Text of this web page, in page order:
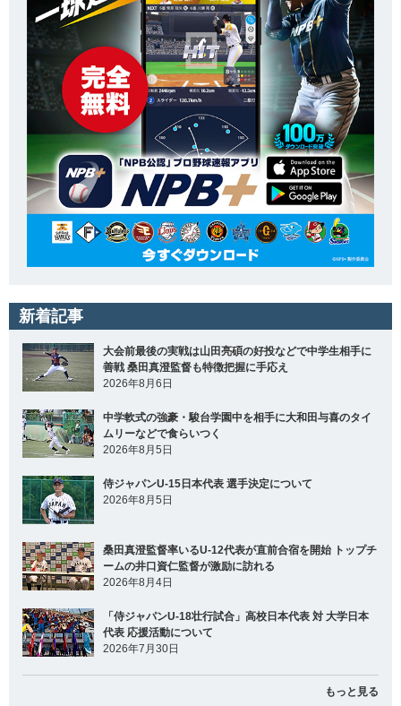
新着記事
大会前最後の実戦は山田亮碩の好投などで中学生相手に
善戦 桑田真澄監督も特徴把握に手応え
2026年8月6日
中学軟式の強豪・駿台学園中を相手に大和田与喜のタイ
ムリーなどで食らいつく
2026年8月5日
侍ジャパンU-15日本代表 選手決定について
2026年8月5日
桑田真澄監督率いるU-12代表が直前合宿を開始 トップチ
ームの井口資仁監督が激励に訪れる
2026年8月4日
「侍ジャパンU-18壮行試合」高校日本代表 対 大学日本
代表 応援活動について
2026年7月30日
もっと見る